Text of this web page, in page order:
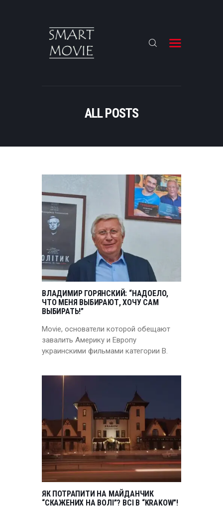
ALL POSTS
НОВИНИ
РУССКИЙ ЯЗЫК
ВЛАДИМИР ГОРЯНСКИЙ: “НАДОЕЛО,
ЧТО МЕНЯ ВЫБИРАЮТ, ХОЧУ САМ
ВЫБИРАТЬ!”
Movie, основатели которой обещают
завалить Америку и Европу
украинскими фильмами категории В.
ЯК ПОТРАПИТИ НА МАЙДАНЧИК
“СКАЖЕНИХ НА ВОЛІ”? ВСІ В “KRAKOW”!